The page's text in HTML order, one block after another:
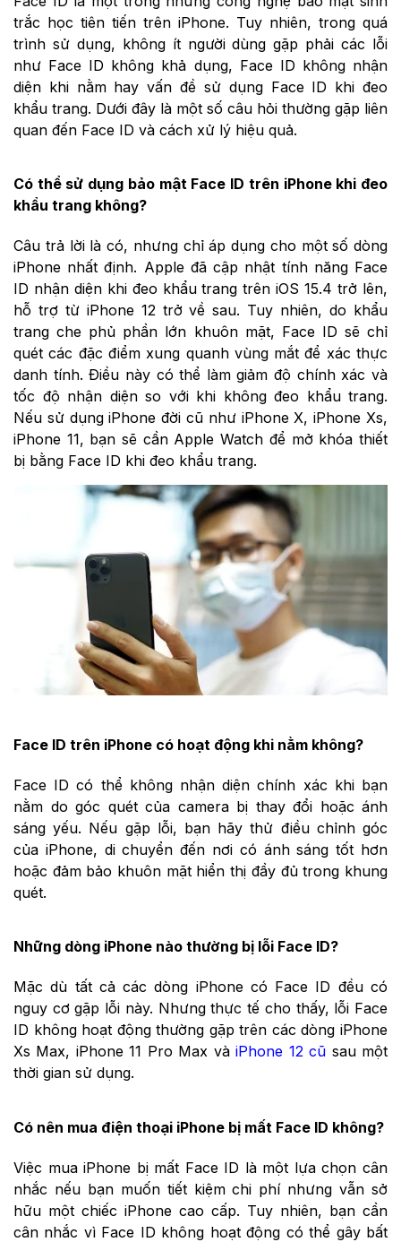
trắc học tiên tiến trên iPhone. Tuy nhiên, trong quá
trình sử dụng, không ít người dùng gặp phải các lỗi
như Face ID không khả dụng, Face ID không nhận
diện khi nằm hay vấn đề sử dụng Face ID khi đeo
khẩu trang. Dưới đây là một số câu hỏi thường gặp liên
quan đến Face ID và cách xử lý hiệu quả.
Có thể sử dụng bảo mật Face ID trên iPhone khi đeo
khẩu trang không?
Câu trả lời là có, nhưng chỉ áp dụng cho một số dòng
iPhone nhất định. Apple đã cập nhật tính năng Face
ID nhận diện khi đeo khẩu trang trên iOS 15.4 trở lên,
hỗ trợ từ iPhone 12 trở về sau. Tuy nhiên, do khẩu
trang che phủ phần lớn khuôn mặt, Face ID sẽ chỉ
quét các đặc điểm xung quanh vùng mắt để xác thực
danh tính. Điều này có thể làm giảm độ chính xác và
tốc độ nhận diện so với khi không đeo khẩu trang.
Nếu sử dụng iPhone đời cũ như iPhone X, iPhone Xs,
iPhone 11, bạn sẽ cần Apple Watch để mở khóa thiết
bị bằng Face ID khi đeo khẩu trang.
Face ID trên iPhone có hoạt động khi nằm không?
Face ID có thể không nhận diện chính xác khi bạn
nằm do góc quét của camera bị thay đổi hoặc ánh
sáng yếu. Nếu gặp lỗi, bạn hãy thử điều chỉnh góc
của iPhone, di chuyển đến nơi có ánh sáng tốt hơn
hoặc đảm bảo khuôn mặt hiển thị đầy đủ trong khung
quét.
Những dòng iPhone nào thường bị lỗi Face ID?
Mặc dù tất cả các dòng iPhone có Face ID đều có
nguy cơ gặp lỗi này. Nhưng thực tế cho thấy, lỗi Face
ID không hoạt động thường gặp trên các dòng iPhone
Xs Max, iPhone 11 Pro Max vàiPhone 12 cũ sau một
thời gian sử dụng.
Có nên mua điện thoại iPhone bị mất Face ID không?
Việc mua iPhone bị mất Face ID là một lựa chọn cân
nhắc nếu bạn muốn tiết kiệm chi phí nhưng vẫn sở
hữu một chiếc iPhone cao cấp. Tuy nhiên, bạn cần
cân nhắc vì Face ID không hoạt động có thể gây bất